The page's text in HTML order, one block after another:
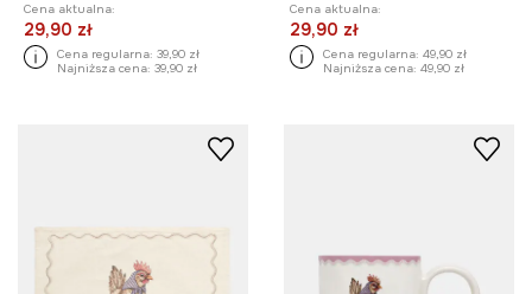
Cena aktualna:
29,90 zł
Cena regularna: 39,90 zł
Najniższa cena: 39,90 zł
Cena aktualna:
29,90 zł
Cena regularna: 49,90 zł
Najniższa cena: 49,90 zł